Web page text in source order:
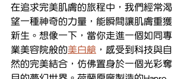
在追求完美肌膚的旅程中，我們經常渴
望一種神奇的力量，能瞬間讓肌膚重獲
新生。想像一下，當你走進一個如同專
業美容院般的美白艙 ，感受到科技與自
然的完美結合，仿佛置身於一個光彩奪